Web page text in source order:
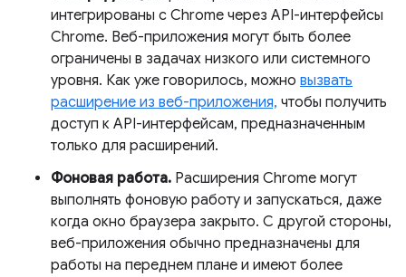
интегрированы с Chrome через API-интерфейсы
Chrome. Веб-приложения могут быть более
ограничены в задачах низкого или системного
уровня. Как уже говорилось, можно вызвать
расширение из веб-приложения, чтобы получить
доступ к API-интерфейсам, предназначенным
только для расширений.
Фоновая работа. Расширения Chrome могут
выполнять фоновую работу и запускаться, даже
когда окно браузера закрыто. С другой стороны,
веб-приложения обычно предназначены для
работы на переднем плане и имеют более